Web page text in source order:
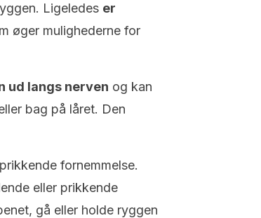
Ligeledes er
øger mulighederne for
ud langs nerven og kan
bag på låret. Den
fornemmelse.
eller prikkende
gå eller holde ryggen